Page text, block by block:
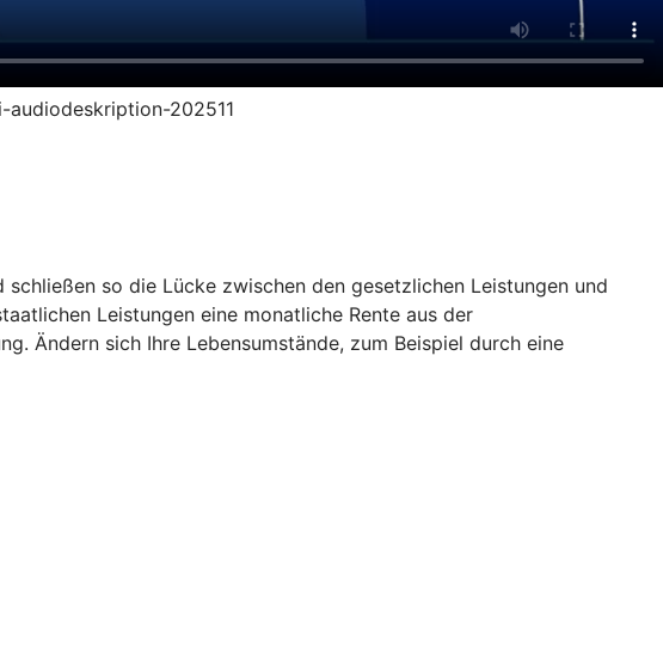
202511
so die Lücke zwischen den gesetzlichen Leistungen und
Leistungen eine monatliche Rente aus der
Ändern sich Ihre Lebensumstände, zum Beispiel durch eine